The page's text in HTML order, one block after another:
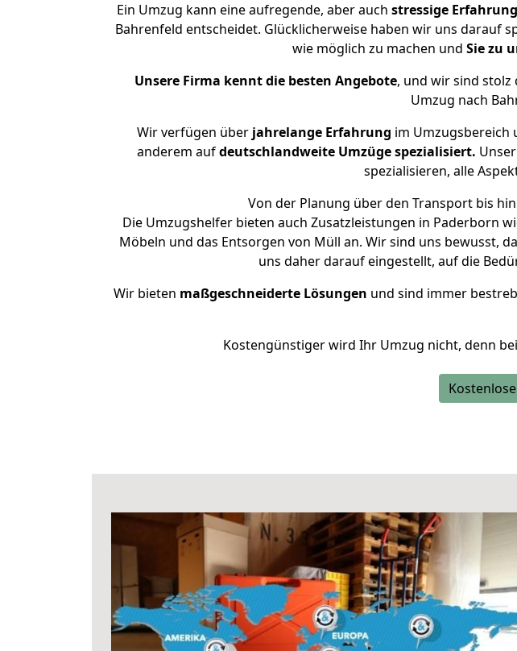
Ein Umzug kann eine aufregende, aber auch stressige Erfahrung
Bahrenfeld entscheidet. Glücklicherweise haben wir uns darauf
wie möglich zu machen und Sie zu
Unsere Firma kennt die besten Angebote, und wir sind
Umzug nach
Wir verfügen überjahrelange Erfahrung im Umzugsbereich
anderem aufdeutschlandweite Umzüge spezialisiert.
spezialisieren, alle
Von der Planung über den Transport bis
Die Umzugshelfer bieten auch Zusatzleistungen in Paderborn
Möbeln und das Entsorgen von Müll an. Wir sind uns bewusst,
uns daher darauf eingestellt, auf die
Wir bieten maßgeschneiderte Lösungen und sind immer
Kostengünstiger wird Ihr Umzug nicht, denn